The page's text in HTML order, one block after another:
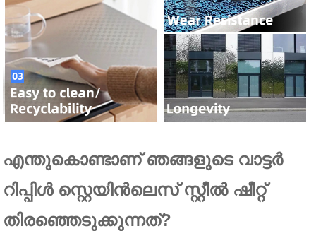
എന്തുകൊണ്ടാണ് ഞങ്ങളുടെ വാട്ടർ
റിപ്പിൾ സ്റ്റെയിൻലെസ് സ്റ്റീൽ ഷീറ്റ്
തിരഞ്ഞെടുക്കുന്നത്?